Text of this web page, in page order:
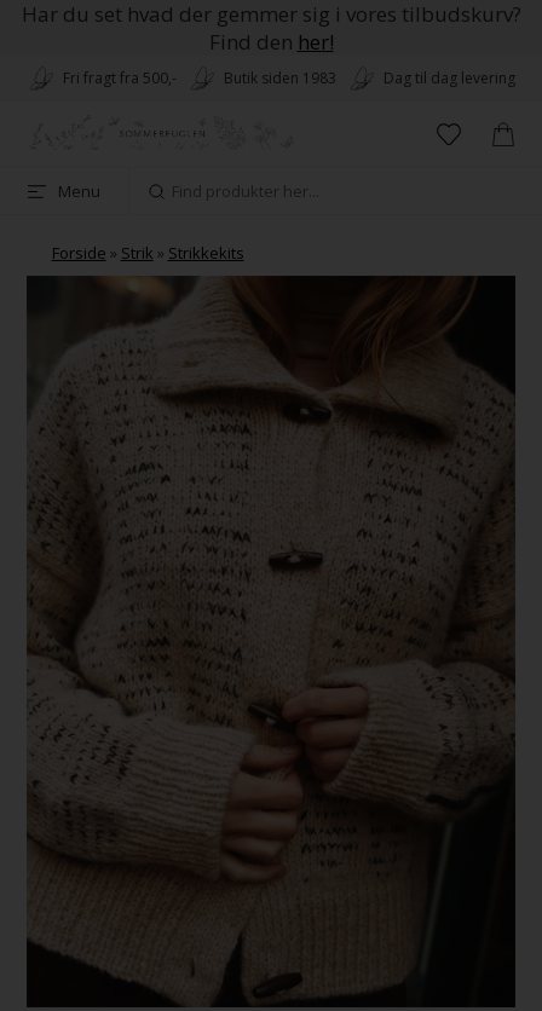
Har du set hvad der gemmer sig i vores tilbudskurv?
Find den her!
Fri fragt fra 500,- Butik siden 1983 Dag til dag levering
Menu
Forside » Strik » Strikkekits